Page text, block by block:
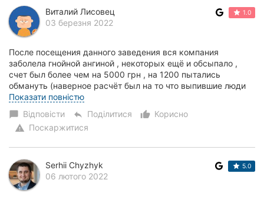
Виталий Лисовец
03 березня 2022
1.0
После посещения данного заведения вся компания
заболела гнойной ангиной , некоторых ещё и обсыпало ,
счет был более чем на 5000 грн , на 1200 пытались
обмануть (наверное расчёт был на то что выпившие люди
не заметят что в чеке присутствует то , что...
Показати повністю
chat_bubble Відповісти reply Поділитися thumb_up_alt
Корисно
warning Поскаржитися
Serhii Chyzhyk
06 лютого 2022
5.0